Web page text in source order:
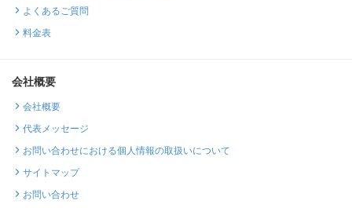
よくあるご質問
料金表
会社概要
会社概要
代表メッセージ
お問い合わせにおける個人情報の取扱いについて
サイトマップ
お問い合わせ